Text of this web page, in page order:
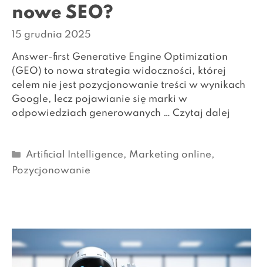
nowe SEO?
15 grudnia 2025
Answer-first Generative Engine Optimization
(GEO) to nowa strategia widoczności, której
celem nie jest pozycjonowanie treści w wynikach
Google, lecz pojawianie się marki w
odpowiedziach generowanych … Czytaj dalej
Kategorie
Artificial Intelligence, Marketing online,
Pozycjonowanie